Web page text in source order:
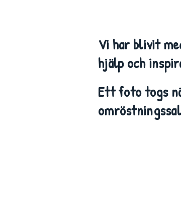
Vi har blivit
hjälp och
Ett foto togs